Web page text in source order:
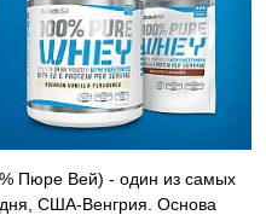
Пюре Вей) - один из самых
США-Венгрия. Основа